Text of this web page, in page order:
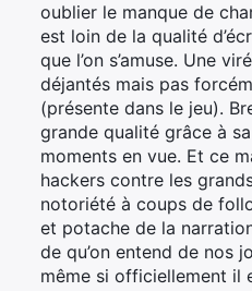
oublier le manque de
est loin de la qualité
que l’on s’amuse. Une
déjantés mais pas
(présente dans le jeu).
grande qualité grâce à
moments en vue. Et ce
hackers contre les
notoriété à coups de
et potache de la
de qu’on entend de nos
même si officiellement il